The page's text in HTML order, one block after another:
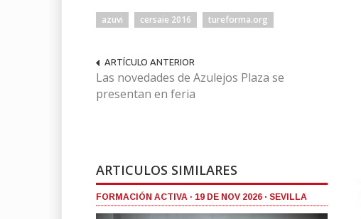
azuvi cersaie 2016 tureforma.org
ARTÍCULO ANTERIOR
Las novedades de Azulejos Plaza se
presentan en feria
ARTICULOS SIMILARES
FORMACIÓN ACTIVA · 19 DE NOV 2026 · SEVILLA